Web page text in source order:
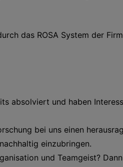
das ROSA System der
absolviert und haben
bei uns einen
einzubringen.
und Teamgeist?